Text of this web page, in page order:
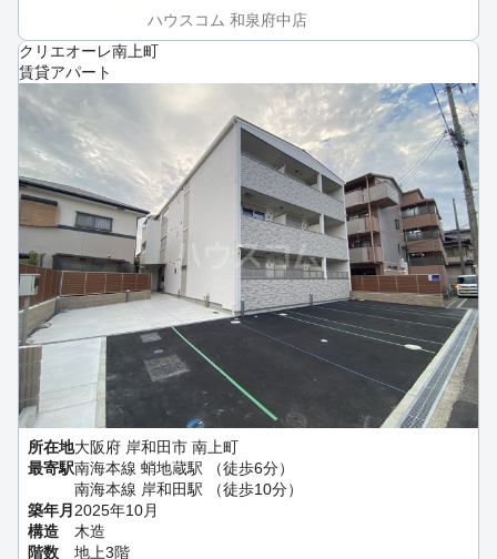
ハウスコム 和泉府中店
クリエオーレ南上町
賃貸アパート
所在地大阪府 岸和田市 南上町
最寄駅南海本線 蛸地蔵駅 （徒歩6分）
南海本線 岸和田駅 （徒歩10分）
築年月 2025年10月
構造
木造
階数
地上3階